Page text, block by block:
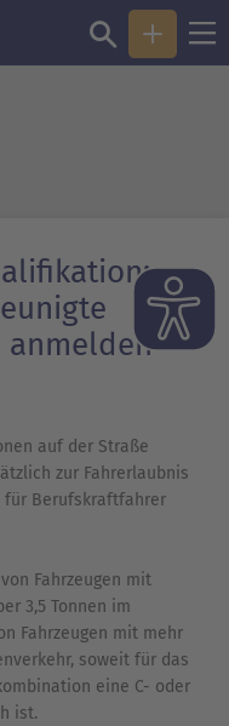
auf der Straße
zur Fahrerlaubnis
für Berufskraftfahrer
Fahrzeugen mit
3,5 Tonnen im
Fahrzeugen mit mehr
soweit für das
eine C- oder
ist.